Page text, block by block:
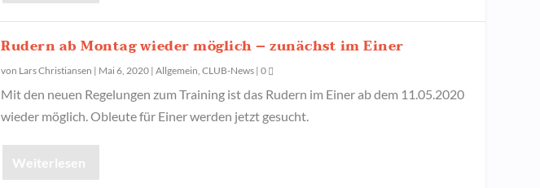
Rudern ab Montag wieder möglich – zunächst im Einer
von Lars Christiansen | Mai 6, 2020 | Allgemein, CLUB-News | 0
Mit den neuen Regelungen zum Training ist das Rudern im Einer ab dem 11.05.2020
wieder möglich. Obleute für Einer werden jetzt gesucht.
Weiterlesen